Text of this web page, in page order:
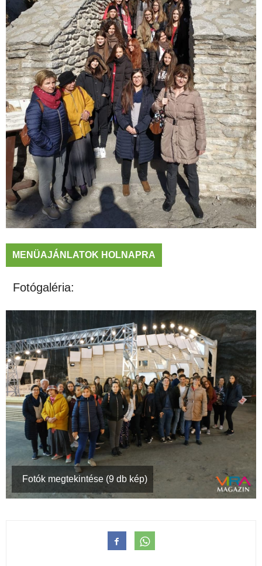
MENÜAJÁNLATOK HOLNAPRA
Fotógaléria:
Fotók megtekintése (9 db kép)